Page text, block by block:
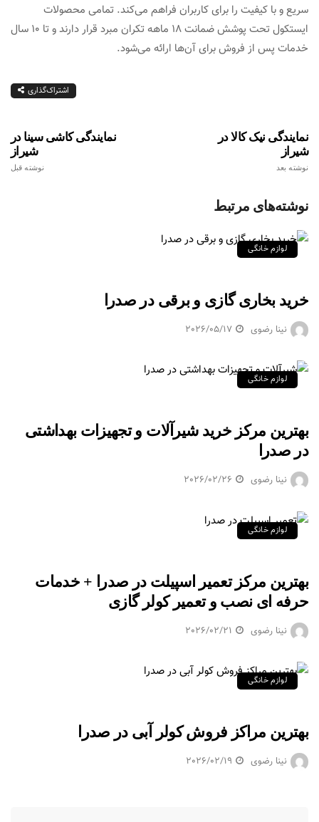
سریع و با کیفیت را برای کاربران فراهم می‌کند. تمامی محصولات
ایستکول تحت پوشش ضمانت ۱۸ ماهه تکران مبرد قرار دارند و تا ۱۰ سال
خدمات پس از فروش برای آن‌ها ارائه می‌شود.
اشتراک‌گذاری
نمایندگی کاشی سینا در
شیراز
نوشته قبل
نمایندگی نیک کالا در
شیراز
نوشته بعد
نوشته‌های مرتبط
لوازم خانگی
خرید بخاری گازی و برقی در صدرا
نینا رضوی 2026/05/17
لوازم خانگی
بهترین مرکز خرید شیرآلات و تجهیزات بهداشتی
در صدرا
نینا رضوی 2026/02/26
لوازم خانگی
بهترین مرکز تعمیر اسپیلت در صدرا + خدمات
حرفه ای نصب و تعمیر کولر گازی
نینا رضوی 2026/02/21
لوازم خانگی
بهترین مراکز فروش کولر آبی در صدرا
نینا رضوی 2026/02/19